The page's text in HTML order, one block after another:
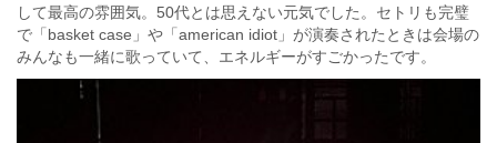
して最高の雰囲気。50代とは思えない元気でした。セトリも完璧
で「basket case」や「american idiot」が演奏されたときは会場の
みんなも一緒に歌っていて、エネルギーがすごかったです。